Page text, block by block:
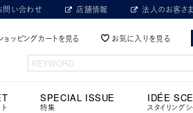
問い合わせ 店舗情報 法人のお客さま
ョッピングカートを見る お気に入りを見る
SPECIAL ISSUE
特集
IDÉE
スタイリング